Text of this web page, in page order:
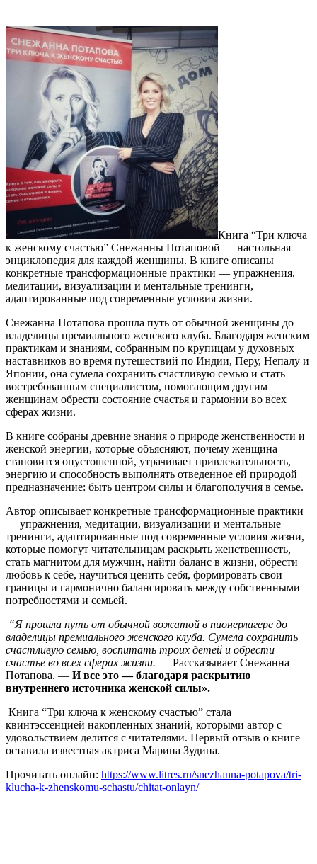
Книга “Три ключа
к женскому счастью” Снежанны Потаповой — настольная
энциклопедия для каждой женщины. В книге описаны
конкретные трансформационные практики — упражнения,
медитации, визуализации и ментальные тренинги,
адаптированные под современные условия жизни.
Снежанна Потапова прошла путь от обычной женщины до
владелицы премиального женского клуба. Благодаря женским
практикам и знаниям, собранным по крупицам у духовных
наставников во время путешествий по Индии, Перу, Непалу и
Японии, она сумела сохранить счастливую семью и стать
востребованным специалистом, помогающим другим
женщинам обрести состояние счастья и гармонии во всех
сферах жизни.
В книге собраны древние знания о природе женственности и
женской энергии, которые объясняют, почему женщина
становится опустошенной, утрачивает привлекательность,
энергию и способность выполнять отведенное ей природой
предназначение: быть центром силы и благополучия в семье.
Автор описывает конкретные трансформационные практики
— упражнения, медитации, визуализации и ментальные
тренинги, адаптированные под современные условия жизни,
которые помогут читательницам раскрыть женственность,
стать магнитом для мужчин, найти баланс в жизни, обрести
любовь к себе, научиться ценить себя, формировать свои
границы и гармонично балансировать между собственными
потребностями и семьей.
“Я прошла путь от обычной вожатой в пионерлагере до
владелицы премиального женского клуба. Сумела сохранить
счастливую семью, воспитать троих детей и обрести
счастье во всех сферах жизни. — Рассказывает Снежанна
Потапова. — И все это — благодаря раскрытию
внутреннего источника женской силы».
Книга “Три ключа к женскому счастью” стала
квинтэссенцией накопленных знаний, которыми автор с
удовольствием делится с читателями. Первый отзыв о книге
оставила известная актриса Марина Зудина.
Прочитать онлайн: https://www.litres.ru/snezhanna-potapova/tri-
klucha-k-zhenskomu-schastu/chitat-onlayn/